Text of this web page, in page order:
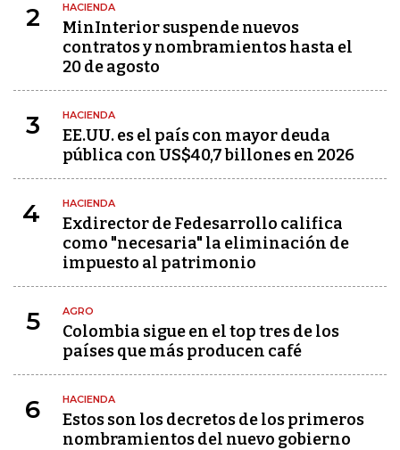
2 HACIENDA
MinInterior suspende nuevos
contratos y nombramientos hasta el
20 de agosto
3 HACIENDA
EE.UU. es el país con mayor deuda
pública con US$40,7 billones en 2026
4 HACIENDA
Exdirector de Fedesarrollo califica
como "necesaria" la eliminación de
impuesto al patrimonio
5 AGRO
Colombia sigue en el top tres de los
países que más producen café
6 HACIENDA
Estos son los decretos de los primeros
nombramientos del nuevo gobierno